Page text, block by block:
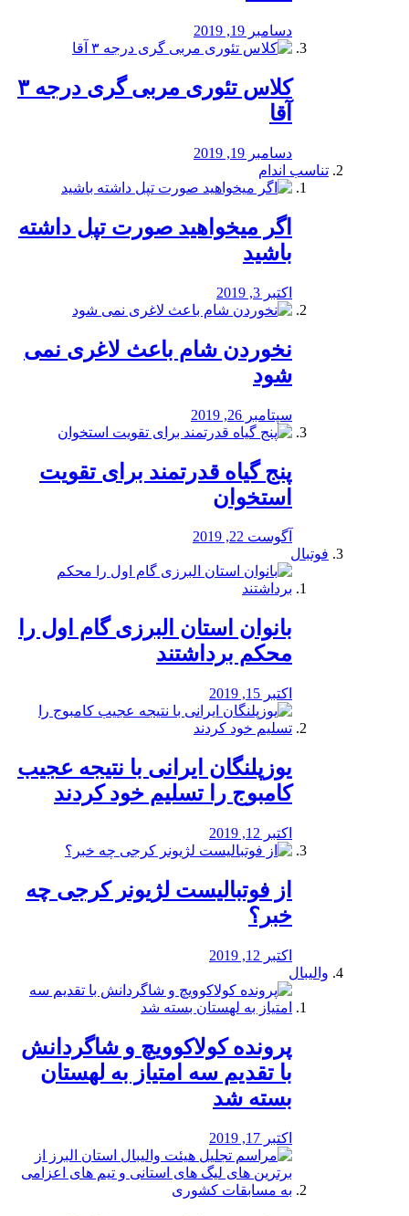
دسامبر 19, 2019
کلاس تئوری مربی گری درجه ۳
آقا
دسامبر 19, 2019
تناسب اندام
اگر میخواهید صورت تپل داشته
باشید
اکتبر 3, 2019
نخوردن شام باعث لاغری نمی
‌شود
سپتامبر 26, 2019
پنج گیاه قدرتمند برای تقویت
استخوان
آگوست 22, 2019
فوتبال
بانوان استان البرزی گام اول را
محكم برداشتند
اکتبر 15, 2019
یوزپلنگان ایرانی با نتیجه عجیب
کامبوج را تسلیم خود کردند
اکتبر 12, 2019
از فوتبالیست لژیونر کرجی چه
خبر؟
اکتبر 12, 2019
والیبال
پرونده کولاکوویچ و شاگردانش
با تقدیم سه امتیاز به لهستان
بسته شد
اکتبر 17, 2019